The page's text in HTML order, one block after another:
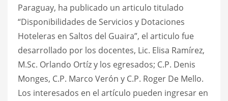
Paraguay, ha publicado un articulo titulado
“Disponibilidades de Servicios y Dotaciones
Hoteleras en Saltos del Guaira”, el articulo fue
desarrollado por los docentes, Lic. Elisa Ramírez,
M.Sc. Orlando Ortíz y los egresados; C.P. Denis
Monges, C.P. Marco Verón y C.P. Roger De Mello.
Los interesados en el artículo pueden ingresar en